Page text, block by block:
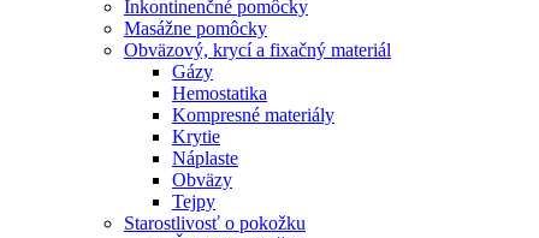
Inkontinenčné pomôcky
Masážne pomôcky
Obväzový, krycí a fixačný materiál
Gázy
Hemostatika
Kompresné materiály
Krytie
Náplaste
Obväzy
Tejpy
Starostlivosť o pokožku